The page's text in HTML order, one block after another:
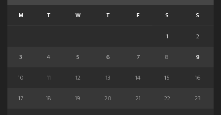
M T W T F S S
1
2
3
4 5 6 7 8
9
10
11 12 13 14 15
16
17
18 19 20 21 22
23